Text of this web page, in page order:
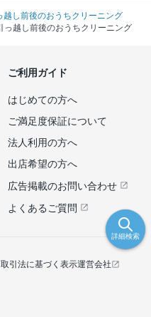
越し前後のおうちクリーニング
っ越し前後のおうちクリーニング
詳細検索
ご利用ガイド
はじめての方へ
ご満足度保証について
法人利用の方へ
出店希望の方へ
広告掲載のお問い合わせ
よくあるご質問
引法に基づく表示運営会社